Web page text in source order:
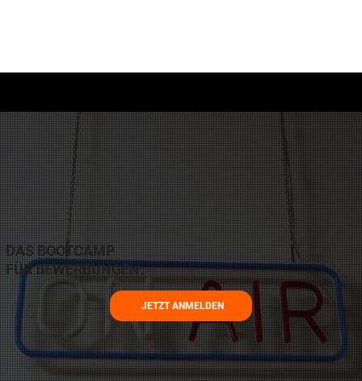
DAS BOOTCAMP
FÜR BEWERBUNGEN.
JETZT ANMELDEN